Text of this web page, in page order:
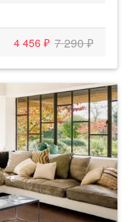
4 456 ₽ 7 290 ₽